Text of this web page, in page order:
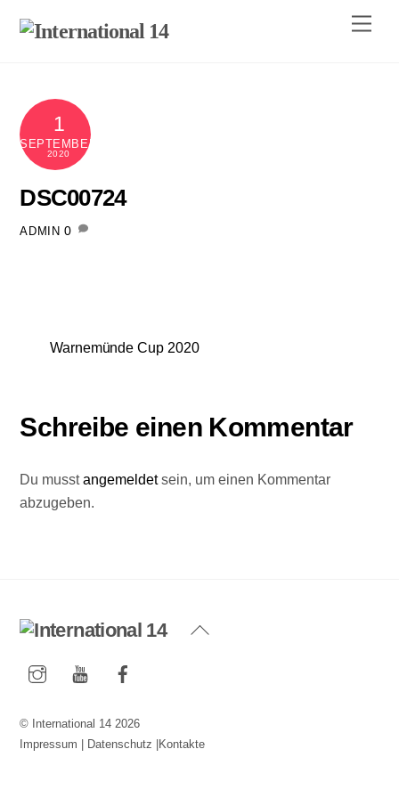
1
SEPTEMBER
2020
DSC00724
ADMIN 0
Warnemünde Cup 2020
Schreibe einen Kommentar
Du musstangemeldetsein, um einen Kommentar
abzugeben.
Back
InstagramYouTube
© International 14 2026
Impressum
Datenschutz Kontakte